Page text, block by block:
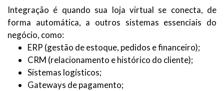
Integração é quando sua loja virtual se conecta, de
forma automática, a outros sistemas essenciais do
negócio, como:
ERP (gestão de estoque, pedidos e financeiro);
CRM (relacionamento e histórico do cliente);
Sistemas logísticos;
Gateways de pagamento;